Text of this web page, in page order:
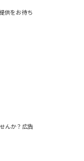
供をお待ち
んか？広告